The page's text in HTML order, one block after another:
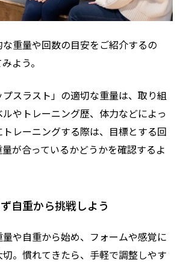
重量や回数の目安をご紹介するの
よう。
スラスト」の適切な重量は、取り組
やトレーニング歴、体力などによっ
レーニングする際は、目標とする回
が合っているかどうかを確認するよ
自重から挑戦しよう
や自重から始め、フォームや感覚に
。慣れてきたら、手軽で調整しやす